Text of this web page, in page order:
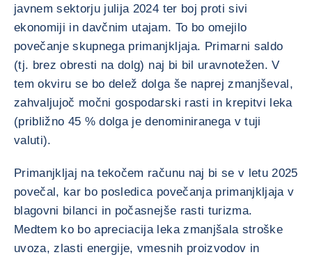
javnem sektorju julija 2024 ter boj proti sivi
ekonomiji in davčnim utajam. To bo omejilo
povečanje skupnega primanjkljaja. Primarni saldo
(tj. brez obresti na dolg) naj bi bil uravnotežen. V
tem okviru se bo delež dolga še naprej zmanjševal,
zahvaljujoč močni gospodarski rasti in krepitvi leka
(približno 45 % dolga je denominiranega v tuji
valuti).
Primanjkljaj na tekočem računu naj bi se v letu 2025
povečal, kar bo posledica povečanja primanjkljaja v
blagovni bilanci in počasnejše rasti turizma.
Medtem ko bo apreciacija leka zmanjšala stroške
uvoza, zlasti energije, vmesnih proizvodov in